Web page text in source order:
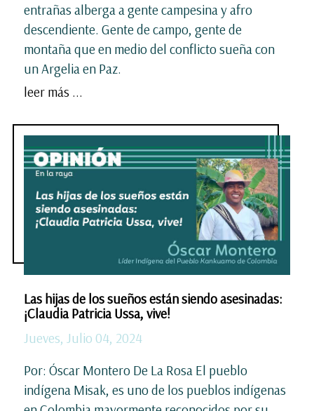
entrañas alberga a gente campesina y afro
descendiente. Gente de campo, gente de
montaña que en medio del conflicto sueña con
un Argelia en Paz.
leer más ...
Las hijas de los sueños están siendo asesinadas:
¡Claudia Patricia Ussa, vive!
Jueves, Julio 04, 2024
Por: Óscar Montero De La Rosa El pueblo
indígena Misak, es uno de los pueblos indígenas